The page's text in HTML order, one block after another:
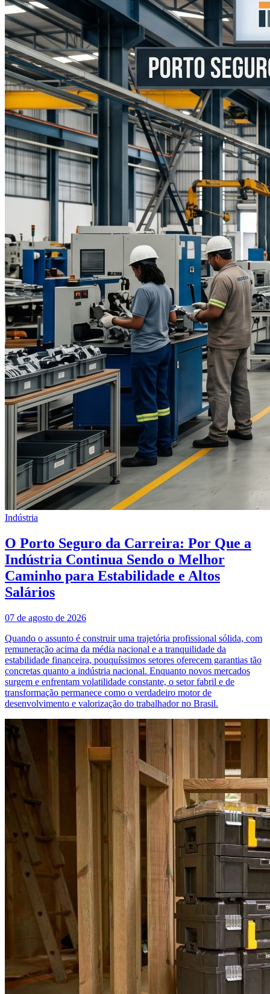
Indústria
O Porto Seguro da Carreira: Por Que a
Indústria Continua Sendo o Melhor
Caminho para Estabilidade e Altos
Salários
07 de agosto de 2026
Quando o assunto é construir uma trajetória profissional sólida, com
remuneração acima da média nacional e a tranquilidade da
estabilidade financeira, pouquíssimos setores oferecem garantias tão
concretas quanto a indústria nacional. Enquanto novos mercados
surgem e enfrentam volatilidade constante, o setor fabril e de
transformação permanece como o verdadeiro motor de
desenvolvimento e valorização do trabalhador no Brasil.